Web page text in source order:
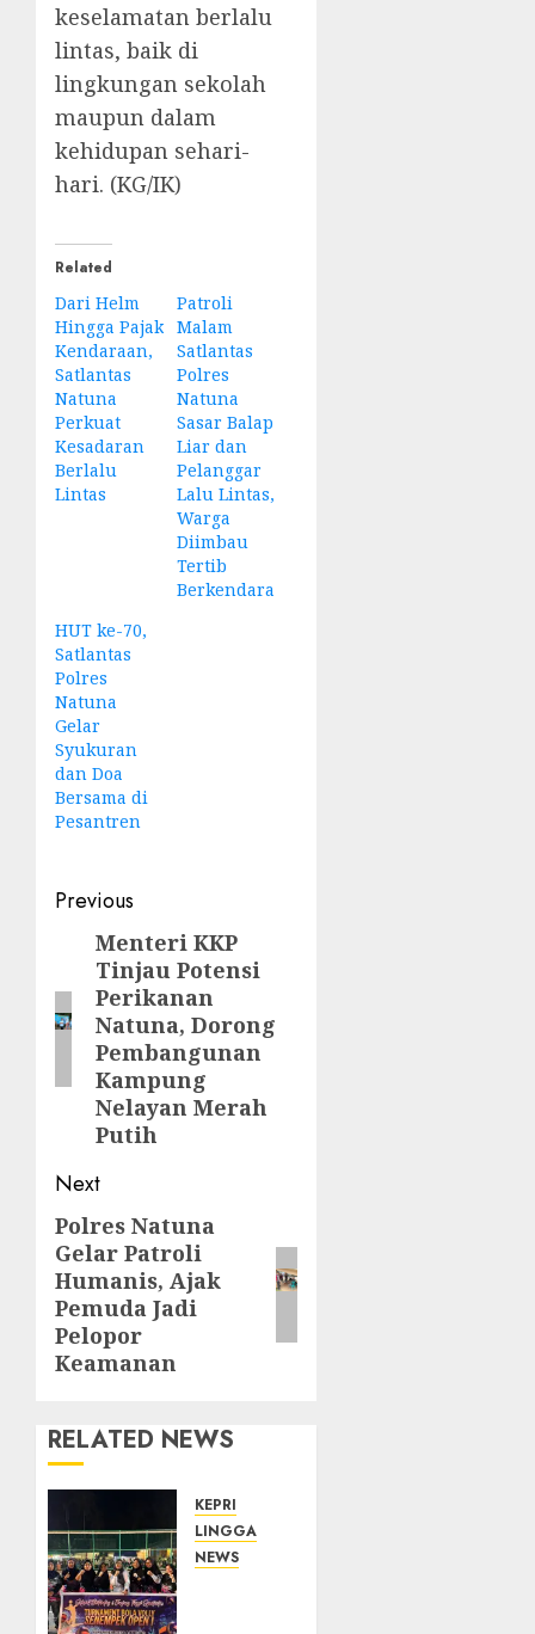
keselamatan berlalu
lintas, baik di
lingkungan sekolah
maupun dalam
kehidupan sehari-
hari. (KG/IK)
Related
Dari Helm
Hingga Pajak
Kendaraan,
Satlantas
Natuna
Perkuat
Kesadaran
Berlalu
Lintas
Patroli
Malam
Satlantas
Polres
Natuna
Sasar Balap
Liar dan
Pelanggar
Lalu Lintas,
Warga
Diimbau
Tertib
Berkendara
HUT ke-70,
Satlantas
Polres
Natuna
Gelar
Syukuran
dan Doa
Bersama di
Pesantren
Post
navigation
Previous
Previous
post:
Menteri KKP
Tinjau Potensi
Perikanan
Natuna, Dorong
Pembangunan
Kampung
Nelayan Merah
Putih
Next
Next
post:
Polres Natuna
Gelar Patroli
Humanis, Ajak
Pemuda Jadi
Pelopor
Keamanan
RELATED NEWS
KEPRI
LINGGA
NEWS